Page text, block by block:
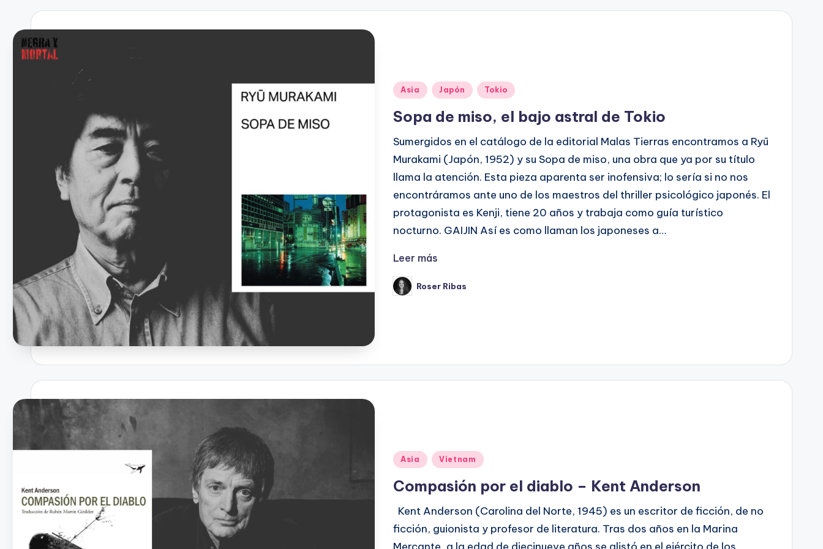
Publicado
Asia Japón Tokio
Sopa de miso, el bajo astral de Tokio
Sumergidos en el catálogo de la editorial Malas Tierras encontramos a Ryū
Murakami (Japón, 1952) y su Sopa de miso, una obra que ya por su título
llama la atención. Esta pieza aparenta ser inofensiva; lo sería si no nos
encontráramos ante uno de los maestros del thriller psicológico japonés. El
protagonista es Kenji, tiene 20 años y trabaja como guía turístico
nocturno. GAIJIN Así es como llaman los japoneses a…
Leer más
Publicado
por
Roser Ribas
Publicado
Asia Vietnam
Compasión por el diablo – Kent Anderson
Kent Anderson (Carolina del Norte, 1945) es un escritor de ficción, de no
ficción, guionista y profesor de literatura. Tras dos años en la Marina